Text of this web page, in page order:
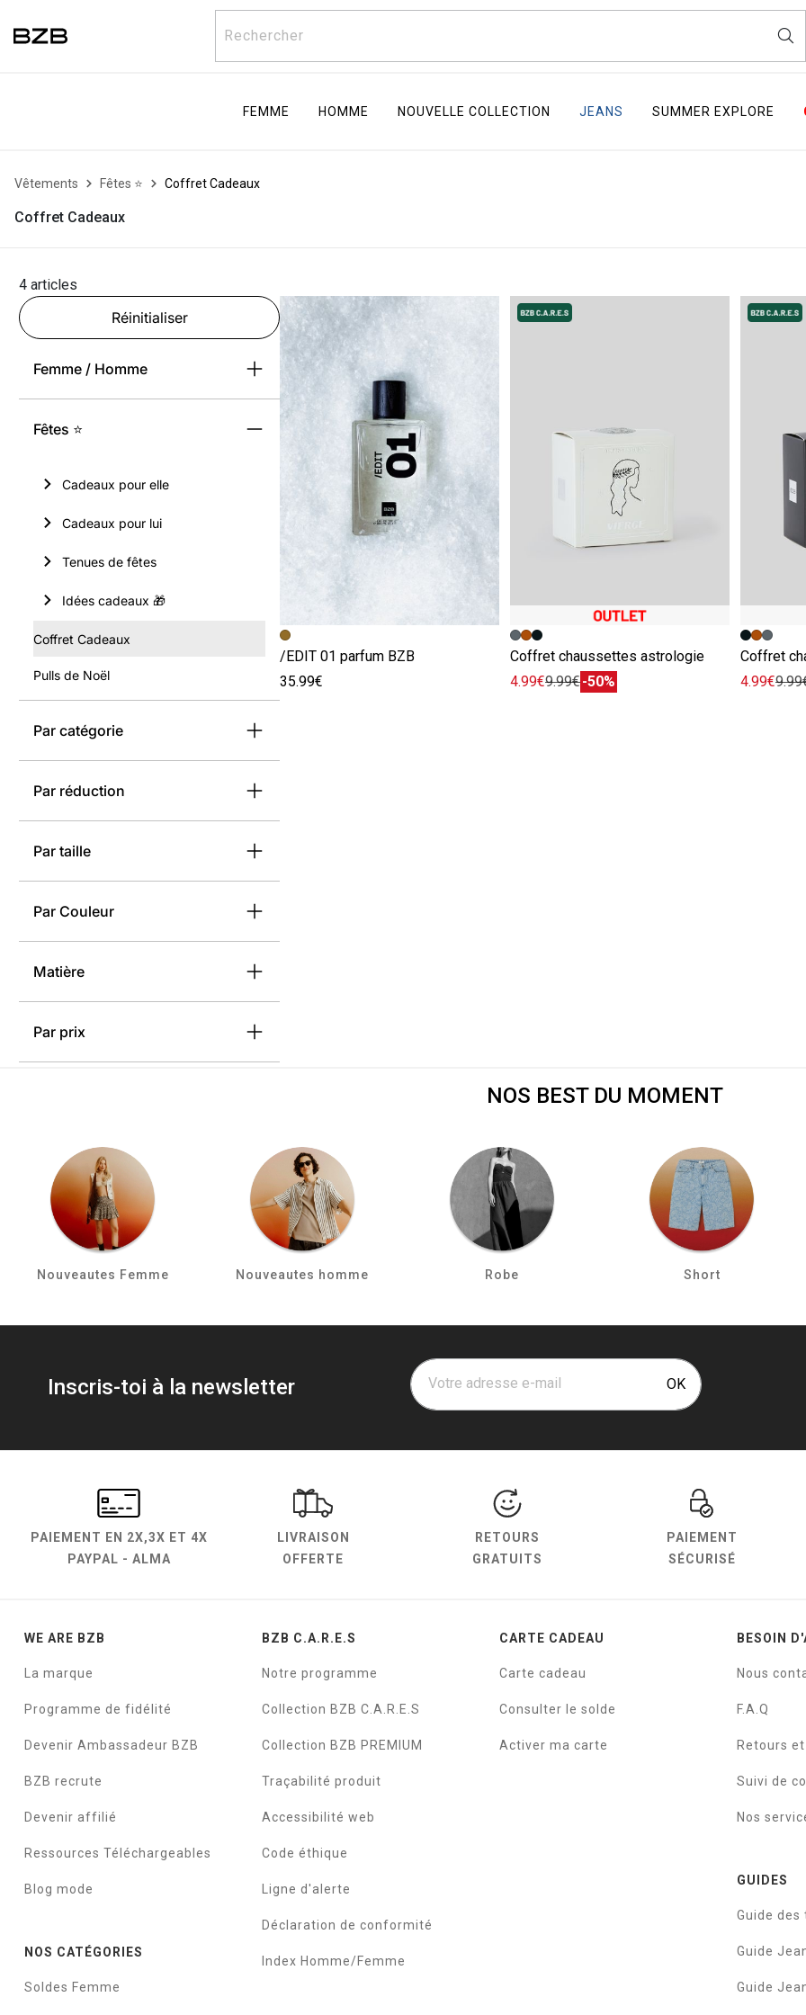
Rechercher
FEMME HOMME NOUVELLE COLLECTION JEANS SUMMER EXPLORE
Vêtements Fêtes ⭐ Coffret Cadeaux
Coffret Cadeaux
4 articles
Réinitialiser
Femme / Homme
Fêtes ⭐
Cadeaux pour elle
Cadeaux pour lui
Tenues de fêtes
Idées cadeaux 🎁
Coffret Cadeaux
Pulls de Noël
Par catégorie
Par réduction
Par taille
Par Couleur
Matière
Par prix
Image précédente
Image suivante
/EDIT 01 parfum BZB
35.99€
Image précédente
Image suivante
Coffret chaussettes astrologie
4.99€9.99€-50%
Image
Image
Coffret
4.99€
NOS BEST DU MOMENT
Nouveautes Femme Nouveautes homme Robe Short
Inscris-toi à la newsletter Votre adresse e-mail OK
PAIEMENT EN 2X,3X ET 4X
PAYPAL - ALMA
LIVRAISON
OFFERTE
RETOURS
GRATUITS
PAIEMENT
SÉCURISÉ
WE ARE BZB
La marque
Programme de fidélité
Devenir Ambassadeur BZB
BZB recrute
Devenir affilié
Ressources Téléchargeables
Blog mode
NOS CATÉGORIES
Soldes Femme
BZB C.A.R.E.S
Notre programme
Collection BZB C.A.R.E.S
Collection BZB PREMIUM
Traçabilité produit
Accessibilité web
Code éthique
Ligne d'alerte
Déclaration de conformité
Index Homme/Femme
CARTE CADEAU
Carte cadeau
Consulter le solde
Activer ma carte
BESOIN
Nous
F.A.Q
Retours
Suivi de
Nos
GUIDES
Guide des
Guide
Guide